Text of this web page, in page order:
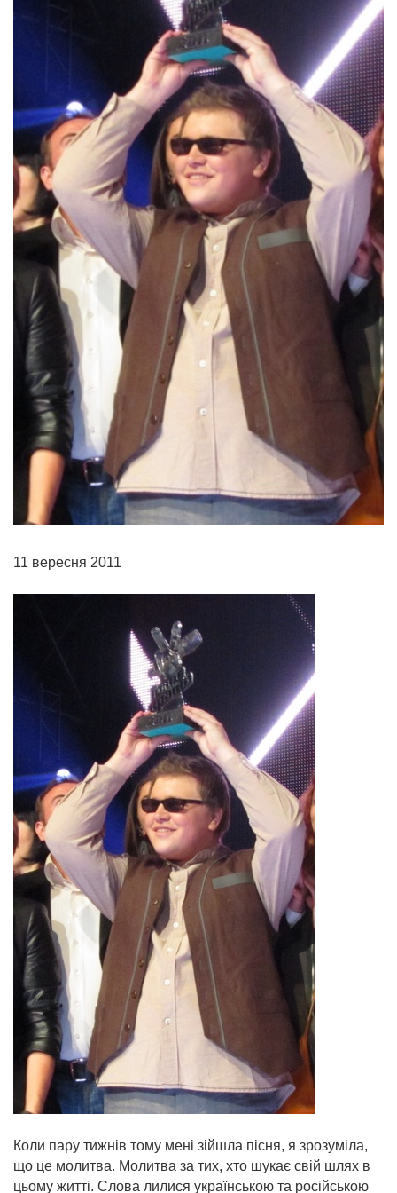
11 вересня 2011
Коли пару тижнів тому мені зійшла пісня, я зрозуміла,
що це молитва. Молитва за тих, хто шукає свій шлях в
цьому житті. Слова лилися українською та російською